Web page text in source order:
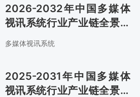
2026-2032年中国多媒体
视讯系统行业产业链全景研
究及市场前景评估报告
多媒体视讯系统
2025-2031年中国多媒体
视讯系统行业产业链全景研